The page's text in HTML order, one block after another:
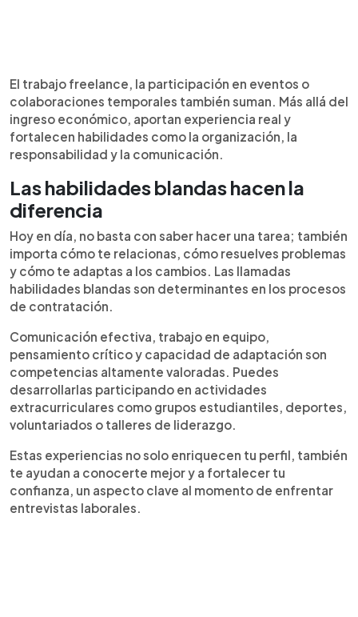
El trabajo freelance, la participación en eventos o
colaboraciones temporales también suman. Más allá del
ingreso económico, aportan experiencia real y
fortalecen habilidades como la organización, la
responsabilidad y la comunicación.
Las habilidades blandas hacen la
diferencia
Hoy en día, no basta con saber hacer una tarea; también
importa cómo te relacionas, cómo resuelves problemas
y cómo te adaptas a los cambios. Las llamadas
habilidades blandas son determinantes en los procesos
de contratación.
Comunicación efectiva, trabajo en equipo,
pensamiento crítico y capacidad de adaptación son
competencias altamente valoradas. Puedes
desarrollarlas participando en actividades
extracurriculares como grupos estudiantiles, deportes,
voluntariados o talleres de liderazgo.
Estas experiencias no solo enriquecen tu perfil, también
te ayudan a conocerte mejor y a fortalecer tu
confianza, un aspecto clave al momento de enfrentar
entrevistas laborales.